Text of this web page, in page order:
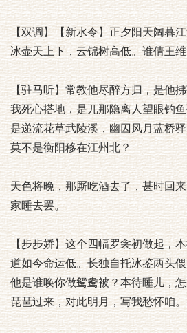
【双调】【新水令】正夕阳天阔暮
冰壶天上下，云锦树高低。谁倩王
【驻马听】常教他尽醉方归，是他
我死心搭地，是兀那隐离人望眼钓
是递流花草武陵溪，幽囚风月蓝桥
莫不是衡阳移在江州北？
天色将晚，那厮吃酒去了，甚时回
家睡去罢。
【步步娇】这个四幅罗衾初做起，
道如今命运低。长独自托冰鉴两头
他是谁唤你做鸳鸯被？本待睡儿，
琵琶过来，对此明月，写我愁怀咱。